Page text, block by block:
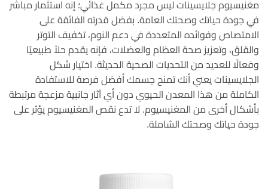
مغنيسيوم جلايسينات ليس مجرد مكمل غذائي؛ إنه استثمار مباشر
في جودة حياتك وصحتك العامة. بفضل قدرته الفائقة على
الامتصاص وفوائده المتعددة في دعم النوم، تخفيف التوتر
والقلق، وتعزيز صحة العظام والعضلات، فإنه يقدم حلاً طبيعيًا
وفعالًا للعديد من التحديات الصحية الحديثة. اختيار شكل
الجلايسينات يعني أنك تمنح جسمك أفضل فرصة للاستفادة
الكاملة من هذا المعدن الحيوي دون أي آثار جانبية مزعجة مرتبطة
بأشكال أخرى من المغنيسيوم. لا تدع نقص المغنيسيوم يؤثر على
جودة حياتك وصحتك الشاملة.